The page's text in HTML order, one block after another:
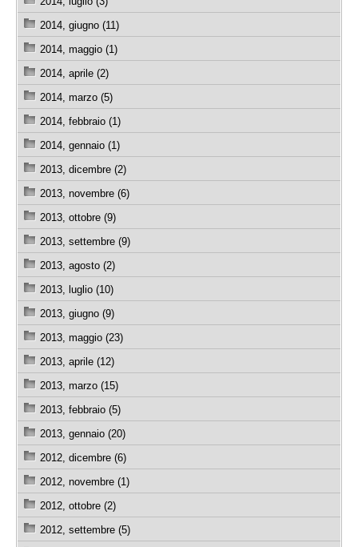
2014, giugno (11)
2014, maggio (1)
2014, aprile (2)
2014, marzo (5)
2014, febbraio (1)
2014, gennaio (1)
2013, dicembre (2)
2013, novembre (6)
2013, ottobre (9)
2013, settembre (9)
2013, agosto (2)
2013, luglio (10)
2013, giugno (9)
2013, maggio (23)
2013, aprile (12)
2013, marzo (15)
2013, febbraio (5)
2013, gennaio (20)
2012, dicembre (6)
2012, novembre (1)
2012, ottobre (2)
2012, settembre (5)